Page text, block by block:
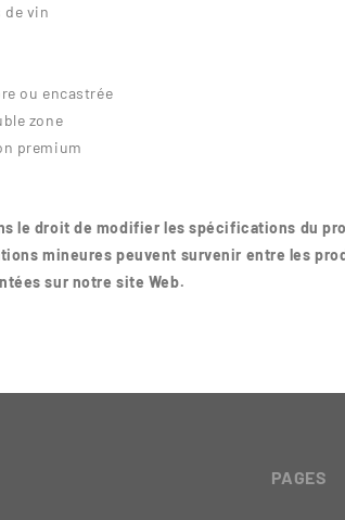
de vin
ou encastrée
zone
premium
le droit de modifier les spécifications du
mineures peuvent survenir entre les
sur notre site Web.
PAGES